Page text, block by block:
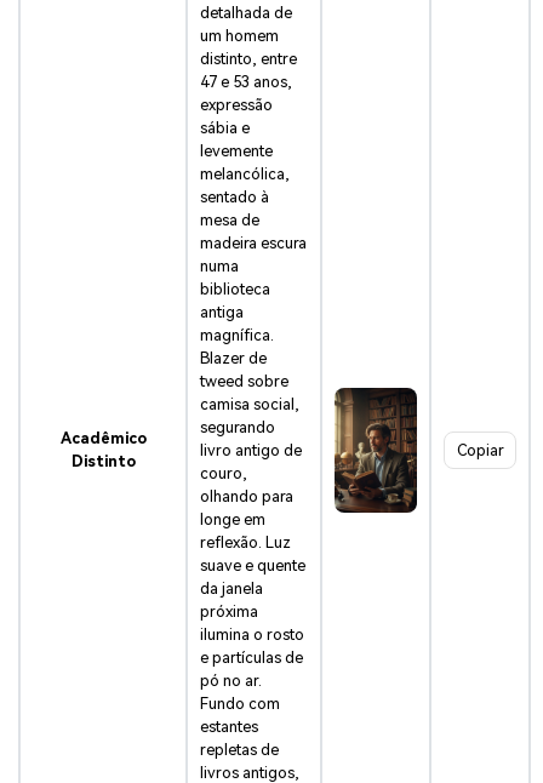
Acadêmico
Distinto
detalhada de
um homem
distinto, entre
47 e 53 anos,
expressão
sábia e
levemente
melancólica,
sentado à
mesa de
madeira escura
numa
biblioteca
antiga
magnífica.
Blazer de
tweed sobre
camisa social,
segurando
livro antigo de
couro,
olhando para
longe em
reflexão. Luz
suave e quente
da janela
próxima
ilumina o rosto
e partículas de
pó no ar.
Fundo com
estantes
repletas de
livros antigos,
Copiar